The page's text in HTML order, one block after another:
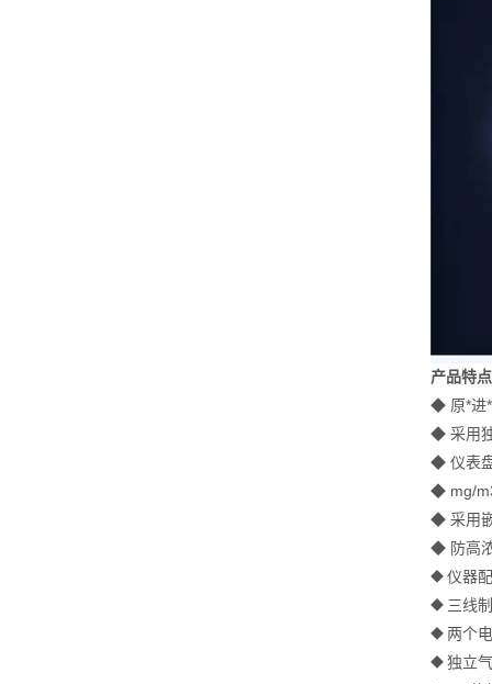
产品
◆ 原*进
◆ 采用
◆ 仪表
◆ mg/
◆ 采用
◆ 防高
◆ 仪器
◆ 三线
◆ 两个
◆ 独立